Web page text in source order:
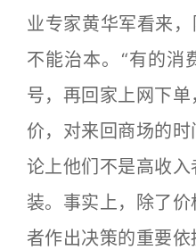
业专家黄华军看来
不能治本。“有的消
号，再回家上网下
价，对来回商场的
论上他们不是高收
装。事实上，除了
者作出决策的重要